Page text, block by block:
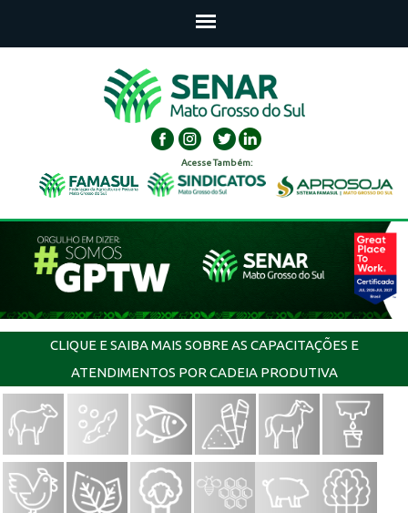
Acesse Também:
CLIQUE E SAIBA MAIS SOBRE AS CAPACITAÇÕES E
ATENDIMENTOS POR CADEIA PRODUTIVA